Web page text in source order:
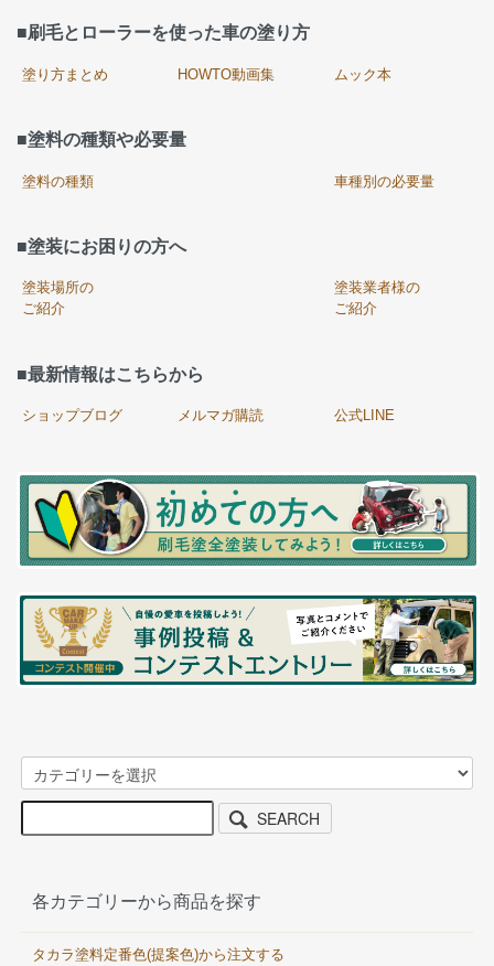
■刷毛とローラーを使った車の塗り方
塗り方まとめ HOWTO動画集 ムック本
■塗料の種類や必要量
塗料の種類 車種別の必要量
■塗装にお困りの方へ
塗装場所の
ご紹介
塗装業者様の
ご紹介
■最新情報はこちらから
ショップブログ メルマガ購読 公式LINE
SEARCH
各カテゴリーから商品を探す
タカラ塗料定番色(提案色)から注文する